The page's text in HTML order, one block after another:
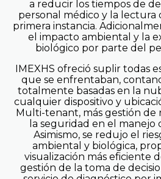
a reducir los tiempos de
personal médico y la lectura
primera instancia.
el impacto ambiental y la
biológico por parte del
IMEXHS ofreció suplir todas
que se enfrentaban,
totalmente basadas en la
cualquier dispositivo y
Multi-tenant, más gestión de
la seguridad en el manejo
Asimismo, se redujo el
ambiental y biológica,
visualización más eficiente
gestión de la toma de